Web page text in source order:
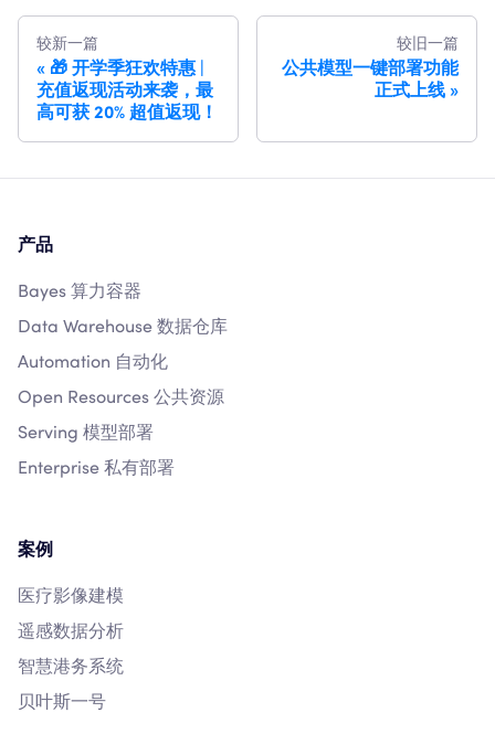
较新一篇
🎁 开学季狂欢特惠 |
充值返现活动来袭，最
高可获 20% 超值返现！
较旧一篇
公共模型一键部署功能
正式上线
产品
Bayes 算力容器
Data Warehouse 数据仓库
Automation 自动化
Open Resources 公共资源
Serving 模型部署
Enterprise 私有部署
案例
医疗影像建模
遥感数据分析
智慧港务系统
贝叶斯一号